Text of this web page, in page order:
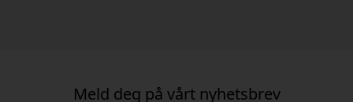
Meld deg på vårt nyhetsbrev